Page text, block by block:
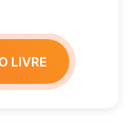
LIVRE